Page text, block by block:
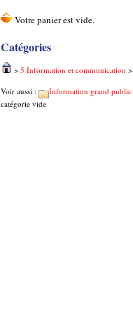
Catégories
> 5 Information et communication >
Voir aussi :
Information grand public
catégorie vide